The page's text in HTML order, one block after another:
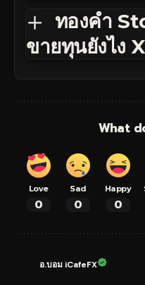
ทองคำ
ขายทุนยังไง
What
Love
0
Sad
0
Happy
0
อ.บอม iCafeFX